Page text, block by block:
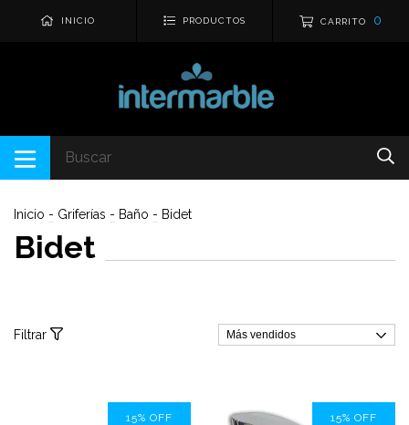
INICIO PRODUCTOS CARRITO 0
Inicio - Griferías - Baño - Bidet
Bidet
Filtrar
15% OFF 15% OFF